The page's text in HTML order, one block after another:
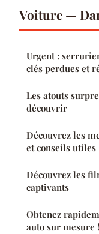
Voiture —
Urgent :
clés perdues et
Les atouts
découvrir
Découvrez les
et conseils utiles
Découvrez les
captivants
Obtenez
auto sur mesure !